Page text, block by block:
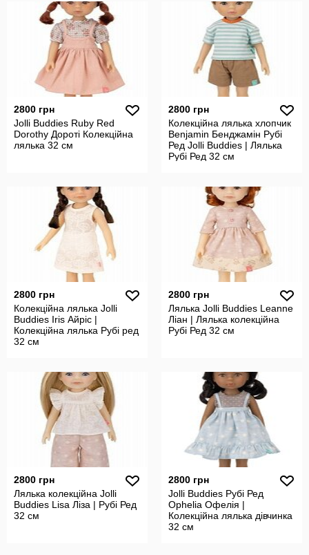
2800 грн
Jolli Buddies Ruby Red
Dorothy Дороті Колекційна
лялька 32 см
2800 грн
Колекційна лялька хлопчик
Benjamin Бенджамін Рубі
Ред Jolli Buddies | Лялька
Рубі Ред 32 см
2800 грн
Колекційна лялька Jolli
Buddies Iris Айріс |
Колекційна лялька Рубі ред
32 см
2800 грн
Лялька Jolli Buddies Leanne
Ліан | Лялька колекційна
Рубі Ред 32 см
2800 грн
Лялька колекційна Jolli
Buddies Lisa Ліза | Рубі Ред
32 см
2800 грн
Jolli Buddies Рубі Ред
Ophelia Офелія |
Колекційна лялька дівчинка
32 см